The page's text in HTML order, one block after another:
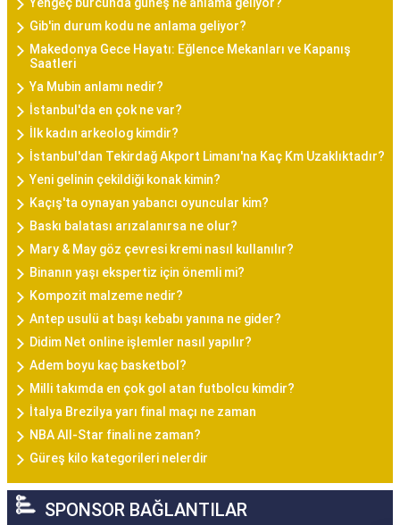
Gib'in durum kodu ne anlama geliyor?
Makedonya Gece Hayatı: Eğlence Mekanları ve Kapanış
Saatleri
Ya Mubin anlamı nedir?
İstanbul'da en çok ne var?
İlk kadın arkeolog kimdir?
İstanbul'dan Tekirdağ Akport Limanı'na Kaç Km Uzaklıktadır?
Yeni gelinin çekildiği konak kimin?
Kaçış'ta oynayan yabancı oyuncular kim?
Baskı balatası arızalanırsa ne olur?
Mary & May göz çevresi kremi nasıl kullanılır?
Binanın yaşı ekspertiz için önemli mi?
Kompozit malzeme nedir?
Antep usulü at başı kebabı yanına ne gider?
Didim Net online işlemler nasıl yapılır?
Adem boyu kaç basketbol?
Milli takımda en çok gol atan futbolcu kimdir?
İtalya Brezilya yarı final maçı ne zaman
NBA All-Star finali ne zaman?
Güreş kilo kategorileri nelerdir
SPONSOR BAĞLANTILAR